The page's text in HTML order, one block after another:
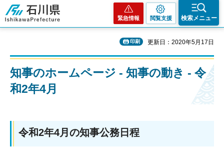
石川県
緊急情報 閲覧支援 検索メニュー
印刷 更新日：2020年5月17日
知事のホームページ - 知事の動き - 令
和2年4月
令和2年4月の知事公務日程